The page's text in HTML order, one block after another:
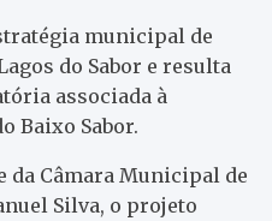
municipal de
do Sabor e resulta
associada à
Baixo Sabor.
da Câmara Municipal de
Silva, o projeto